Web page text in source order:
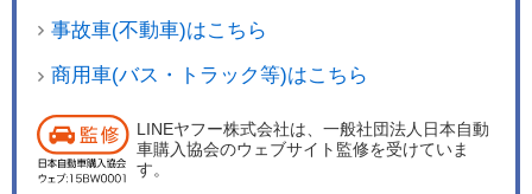
事故車(不動車)はこちら
商用車(バス・トラック等)はこちら
LINEヤフー株式会社は、一般社団法人日本自動
車購入協会のウェブサイト監修を受けていま
す。